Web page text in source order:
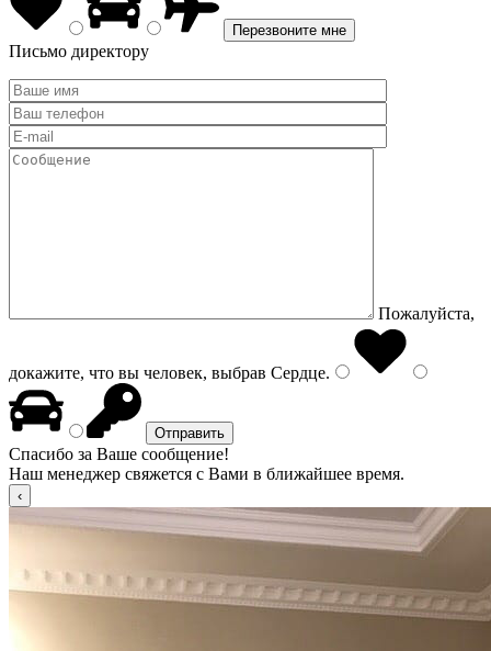
Письмо директору
Пожалуйста,
докажите, что вы человек, выбрав Сердце.
Спасибо за Ваше сообщение!
Наш менеджер свяжется с Вами в ближайшее время.